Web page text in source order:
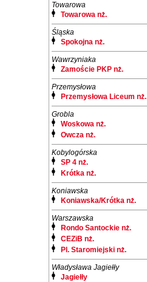
Towarowa
Towarowa nż.
Śląska
Spokojna nż.
Wawrzyniaka
Zamoście PKP nż.
Przemysłowa
Przemysłowa Liceum nż.
Grobla
Woskowa nż.
Owcza nż.
Kobylogórska
SP 4 nż.
Krótka nż.
Koniawska
Koniawska/Krótka nż.
Warszawska
Rondo Santockie nż.
CEZiB nż.
Pl. Staromiejski nż.
Władysława Jagiełły
Jagiełły